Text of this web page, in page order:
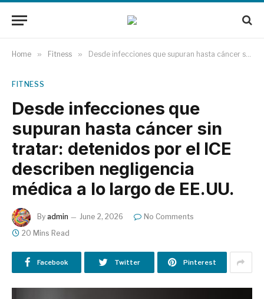
Home » Fitness » Desde infecciones que supuran hasta cáncer sin tratar: detenidos por el ICE describen negligencia médica a lo largo de EE.UU.
FITNESS
Desde infecciones que
supuran hasta cáncer sin
tratar: detenidos por el ICE
describen negligencia
médica a lo largo de EE.UU.
By admin June 2, 2026
No Comments
20 Mins Read
Facebook Twitter Pinterest